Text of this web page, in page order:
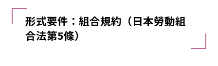
形式要件：組合規約（日本勞動組
合法第5條）